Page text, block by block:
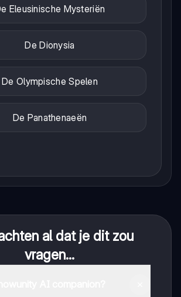
Eleusinische Mysteriën
De Dionysia
De Olympische Spelen
De Panathenaeën
al dat je dit zou
vragen...